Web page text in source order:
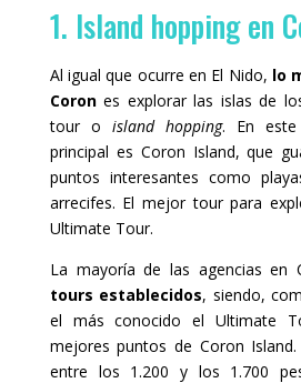
1. Island hopping en
Al igual que ocurre en El Nido, lo
Corones explorar las islas de
tour o island hopping. En este
principal es Coron Island, que
puntos interesantes como
arrecifes. El mejor tour para
Ultimate Tour.
La mayoría de las agencias en
tours establecidos, siendo,
el más conocido el Ultimate
mejores puntos de Coron
entre los 1.200 y los 1.700